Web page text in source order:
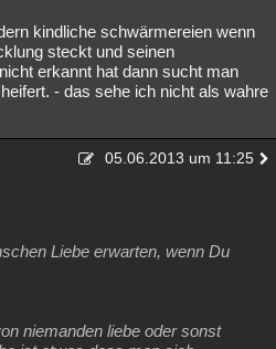
kindliche schwärmereien wenn
steckt und seinen
erkannt hat dann sucht man
- das sehe ich nicht als wahre
05.06.2013 um 11:25
Liebe erwarten, wenn Du
niemanden liebe oder sonst